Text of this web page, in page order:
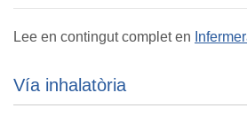
Lee en contingut complet en
Vía inhalatòria